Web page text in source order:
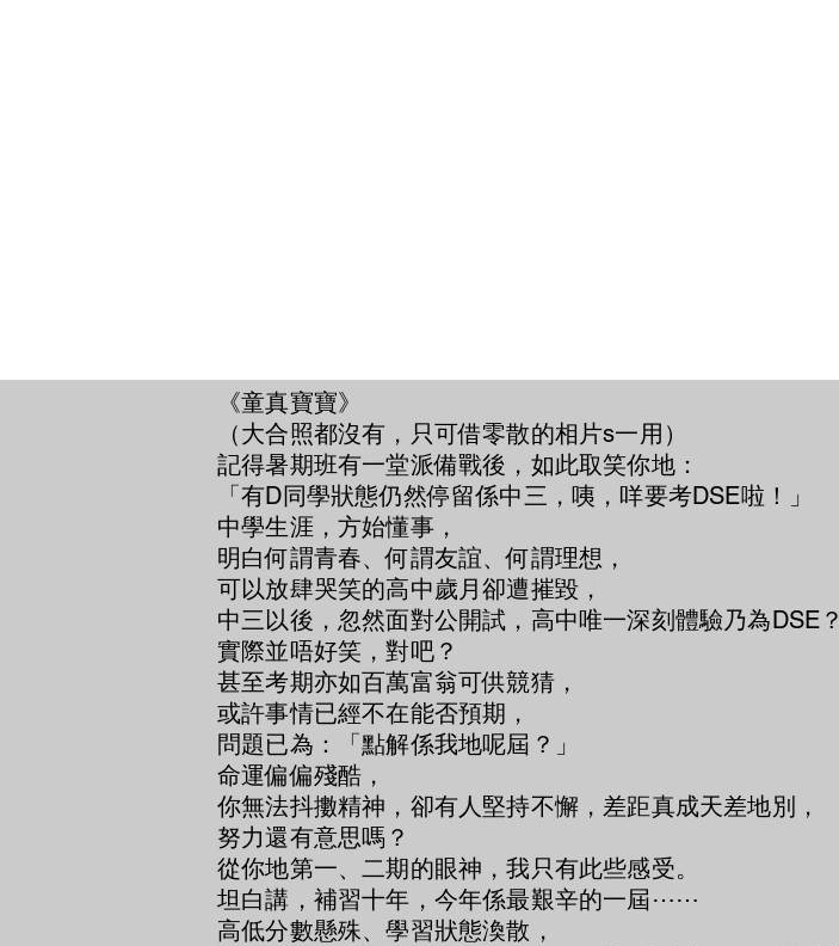
《童真寶寶》
（大合照都沒有，只可借零散的相片s一用）
記得暑期班有一堂派備戰後，如此取笑你地：
「有D同學狀態仍然停留係中三，咦，咩要考DSE啦！」
中學生涯，方始懂事，
明白何謂青春、何謂友誼、何謂理想，
可以放肆哭笑的高中歲月卻遭摧毀，
中三以後，忽然面對公開試，高中唯一深刻體驗乃為DSE？
實際並唔好笑，對吧？
甚至考期亦如百萬富翁可供競猜，
或許事情已經不在能否預期，
問題已為：「點解係我地呢屆？」
命運偏偏殘酷，
你無法抖擻精神，卻有人堅持不懈，差距真成天差地別，
努力還有意思嗎？
從你地第一、二期的眼神，我只有此些感受。
坦白講，補習十年，今年係最艱辛的一屆⋯⋯
高低分數懸殊、學習狀態渙散，